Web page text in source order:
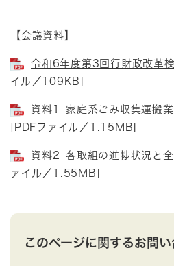
【会議資料】
令和6年度第3回行財政改革
イル／109KB]
資料1_家庭系ごみ収集運搬
[PDFファイル／1.15MB]
資料2_各取組の進捗状況と
ァイル／1.55MB]
このページに関するお問